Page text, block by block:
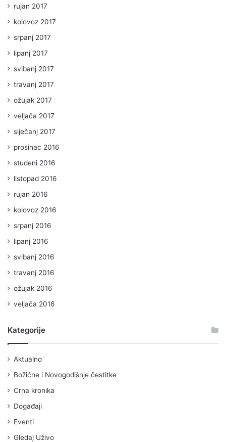
rujan 2017
kolovoz 2017
srpanj 2017
lipanj 2017
svibanj 2017
travanj 2017
ožujak 2017
veljača 2017
siječanj 2017
prosinac 2016
studeni 2016
listopad 2016
rujan 2016
kolovoz 2016
srpanj 2016
lipanj 2016
svibanj 2016
travanj 2016
ožujak 2016
veljača 2016
Kategorije
Aktualno
Božićne i Novogodišnje čestitke
Crna kronika
Događaji
Eventi
Gledaj Uživo